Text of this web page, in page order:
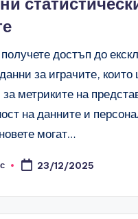
достъп до
за играчите,
метриките на
на данните и
могат…
23/12/2025